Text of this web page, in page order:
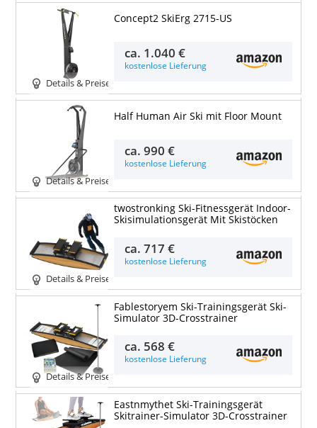
Details & Preise
Concept2 SkiErg 2715-US
ca. 1.040 €
kostenlose Lieferung
Details & Preise
Half Human Air Ski mit Floor Mount
ca.990 €
kostenlose Lieferung
Details & Preise
twostronking Ski-Fitnessgerät Indoor-
Skisimulationsgerät Mit Skistöcken
ca.717 €
kostenlose Lieferung
Details & Preise
Fablestoryem Ski-Trainingsgerät Ski-
Simulator 3D-Crosstrainer
ca. 568 €
kostenlose Lieferung
Eastnmythet Ski-Trainingsgerät
Skitrainer-Simulator 3D-Crosstrainer